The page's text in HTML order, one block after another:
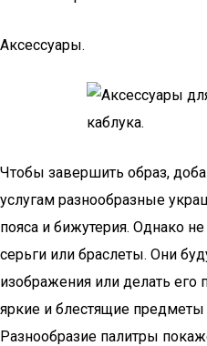
Аксессуары.
Чтобы завершить образ,
услугам разнообразные
пояса и бижутерия. Однако
серьги или браслеты. Они
изображения или делать
яркие и блестящие
Разнообразие палитры